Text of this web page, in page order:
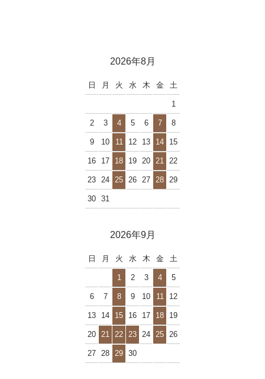
2026年8月
日 月 火 水 木 金 土
1
2 3 4 5 6 7 8
9 10 11 12 13 14 15
16 17 18 19 20 21 22
23 24 25 26 27 28 29
30 31
2026年9月
日 月 火 水 木 金 土
1 2 3 4 5
6 7 8 9 10 11 12
13 14 15 16 17 18 19
20 21 22 23 24 25 26
27 28 29 30